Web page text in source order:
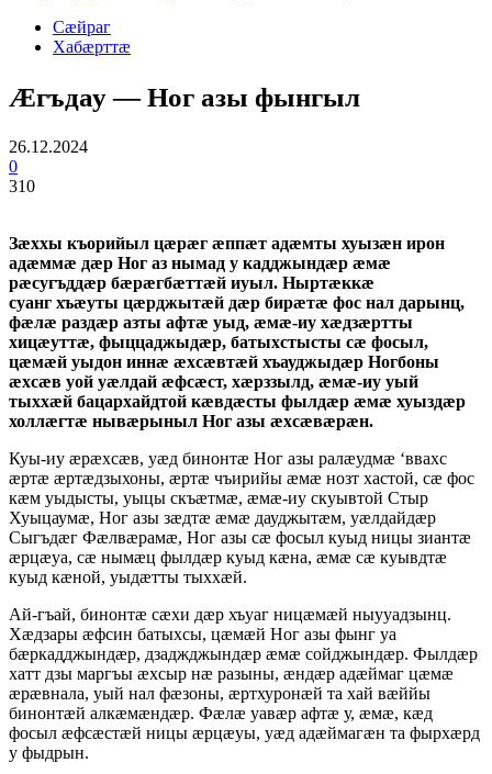
Сæйраг
Хабæрттæ
Æгъдау — Ног азы фынгыл
26.12.2024
0
310
Зæххы къорийыл цæрæг æппæт адæмты хуызæн ирон
адæммæ дæр Ног аз нымад у кадджындæр æмæ
рæсугъддæр бæрæгбæттæй иуыл. Ныртæккæ
суанг хъæуты цæрджытæй дæр бирæтæ фос нал дарынц,
фæлæ раздæр азты афтæ уыд, æмæ-иу хæдзæртты
хицæуттæ, фыццаджыдæр, батыхстысты сæ фосыл,
цæмæй уыдон иннæ æхсæвтæй хъауджыдæр Ногбоны
æхсæв уой уæлдай æфсæст, хæрззылд, æмæ-иу уый
тыххæй бацархайдтой кæвдæсты фылдæр æмæ хуыздæр
холлæгтæ нывæрыныл Ног азы æхсæвæрæн.
Куы-иу æрæхсæв, уæд бинонтæ Ног азы ралæудмæ ‘ввахс
æртæ æртæдзыхоны, æртæ чъирийы æмæ нозт хастой, сæ фос
кæм уыдысты, уыцы скъæтмæ, æмæ-иу скуывтой Стыр
Хуыцаумæ, Ног азы зæдтæ æмæ дауджытæм, уæлдайдæр
Сыгъдæг Фæлвæрамæ, Ног азы сæ фосыл куыд ницы зиантæ
æрцæуа, сæ нымæц фылдæр куыд кæна, æмæ сæ куывдтæ
куыд кæной, уыдæтты тыххæй.
Ай-гъай, бинонтæ сæхи дæр хъуаг ницæмæй ныууадзынц.
Хæдзары æфсин батыхсы, цæмæй Ног азы фынг уа
бæркадджындæр, дзаджджындæр æмæ сойджындæр. Фылдæр
хатт дзы маргъы æхсыр нæ разыны, æндæр адæймаг цæмæ
æрæвнала, уый нал фæзоны, æртхуронæй та хай вæййы
бинонтæй алкæмæндæр. Фæлæ уавæр афтæ у, æмæ, кæд
фосыл æфсæстæй ницы æрцæуы, уæд адæймагæн та фырхæрд
у фыдрын.